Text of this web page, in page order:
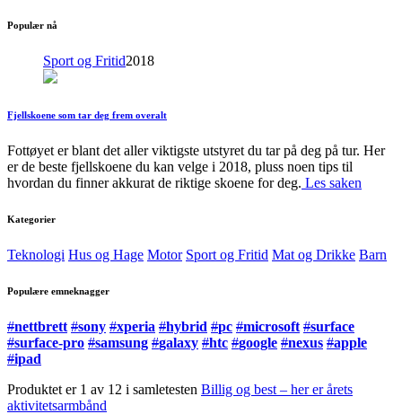
Populær nå
Sport og Fritid2018
Fjellskoene som tar deg frem overalt
Fottøyet er blant det aller viktigste utstyret du tar på deg på tur. Her
er de beste fjellskoene du kan velge i 2018, pluss noen tips til
hvordan du finner akkurat de riktige skoene for deg. Les saken
Kategorier
Teknologi Hus og Hage Motor Sport og Fritid Mat og Drikke Barn
Populære emneknagger
#nettbrett #sony #xperia #hybrid #pc #microsoft #surface
#surface-pro #samsung #galaxy #htc #google #nexus #apple
#ipad
Produktet er 1 av 12 i samletesten Billig og best – her er årets
aktivitetsarmbånd